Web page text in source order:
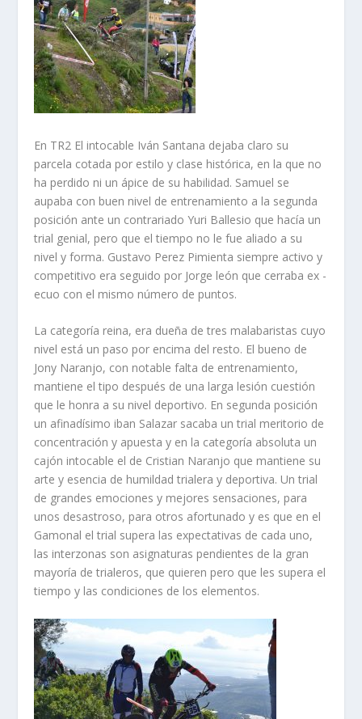
En TR2 El intocable Iván Santana dejaba claro su
parcela cotada por estilo y clase histórica, en la que no
ha perdido ni un ápice de su habilidad. Samuel se
aupaba con buen nivel de entrenamiento a la segunda
posición ante un contrariado Yuri Ballesio que hacía un
trial genial, pero que el tiempo no le fue aliado a su
nivel y forma. Gustavo Perez Pimienta siempre activo y
competitivo era seguido por Jorge león que cerraba ex -
ecuo con el mismo número de puntos.
La categoría reina, era dueña de tres malabaristas cuyo
nivel está un paso por encima del resto. El bueno de
Jony Naranjo, con notable falta de entrenamiento,
mantiene el tipo después de una larga lesión cuestión
que le honra a su nivel deportivo. En segunda posición
un afinadísimo iban Salazar sacaba un trial meritorio de
concentración y apuesta y en la categoría absoluta un
cajón intocable el de Cristian Naranjo que mantiene su
arte y esencia de humildad trialera y deportiva. Un trial
de grandes emociones y mejores sensaciones, para
unos desastroso, para otros afortunado y es que en el
Gamonal el trial supera las expectativas de cada uno,
las interzonas son asignaturas pendientes de la gran
mayoría de trialeros, que quieren pero que les supera el
tiempo y las condiciones de los elementos.